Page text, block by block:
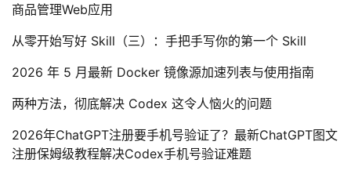
商品管理Web应用
从零开始写好 Skill（三）：手把手写你的第一个 Skill
2026 年 5 月最新 Docker 镜像源加速列表与使用指南
两种方法，彻底解决 Codex 这令人恼火的问题
2026年ChatGPT注册要手机号验证了？最新ChatGPT图文
注册保姆级教程解决Codex手机号验证难题